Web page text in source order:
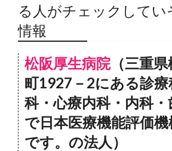
る人がチェックしてい
情報
松阪厚生病院（三重
町1927－2にある診
科・心療内科・内科
で日本医療機能評価
です。の法人）